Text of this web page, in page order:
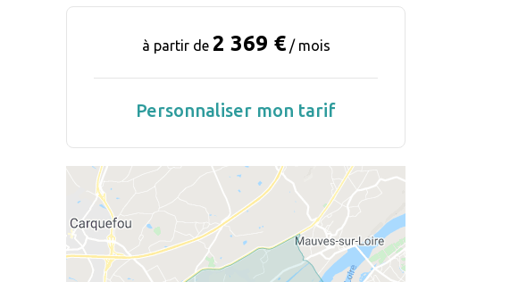
à partir de 2 369 €/ mois
Personnaliser mon tarif